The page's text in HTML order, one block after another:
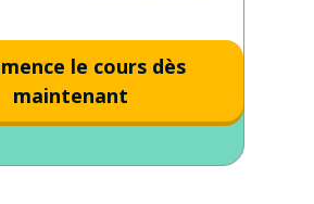
le cours dès
maintenant